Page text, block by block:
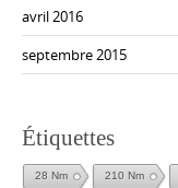
avril 2016
septembre 2015
Étiquettes
28 Nm 210 Nm